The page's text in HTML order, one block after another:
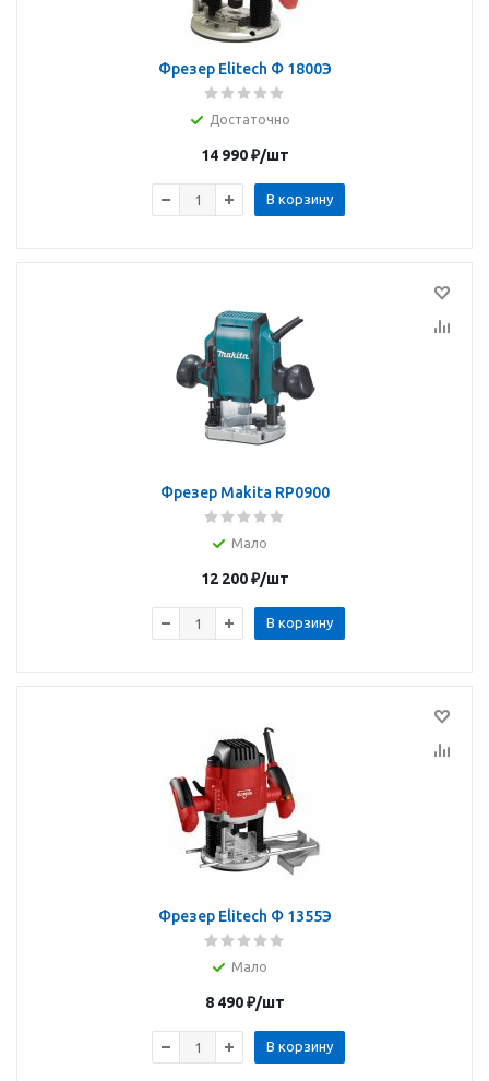
Фрезер Elitech Ф 1800Э
Достаточно
14 990₽/шт
В корзину
Фрезер Makita RP0900
Мало
12 200₽/шт
В корзину
Фрезер Elitech Ф 1355Э
Мало
8 490₽/шт
В корзину